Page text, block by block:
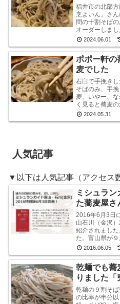
福井市の北部
烹よいん」さ
問の十割そば
オーダーしま
店主が蕎麦屋
蕎麦屋らし...
2024.06.01
ポポー軒の
麦でした
石臼で手挽き
そばのみ、手
麦。いやー、
く見ると蕎麦
うゆおろし」
麦も選べる...
2024.05.31
人気記事
▼以下は人気記事（アクセス
ミシュラ
た蕎麦屋さ
2016年6月3日
山石川（金沢
紹介されまし
た。富山県が
のとおりです
沢...
2016.06.05
乾麺でも蕎
りました「
乾麺の９割そ
の比率が半分